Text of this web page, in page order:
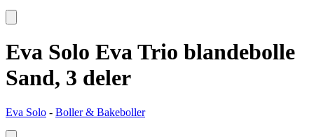
Eva Solo Eva Trio blandebolle
Sand, 3 deler
Eva Solo - Boller & Bakeboller